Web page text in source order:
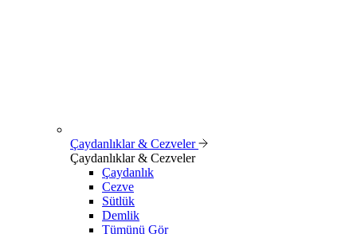
Çaydanlıklar & Cezveler
Çaydanlıklar & Cezveler
Çaydanlık
Cezve
Sütlük
Demlik
Tümünü Gör